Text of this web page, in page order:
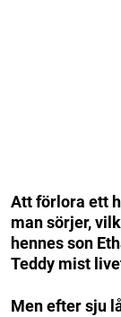
Att förlora ett
man sörjer,
hennes son
Teddy mist
Men efter sju